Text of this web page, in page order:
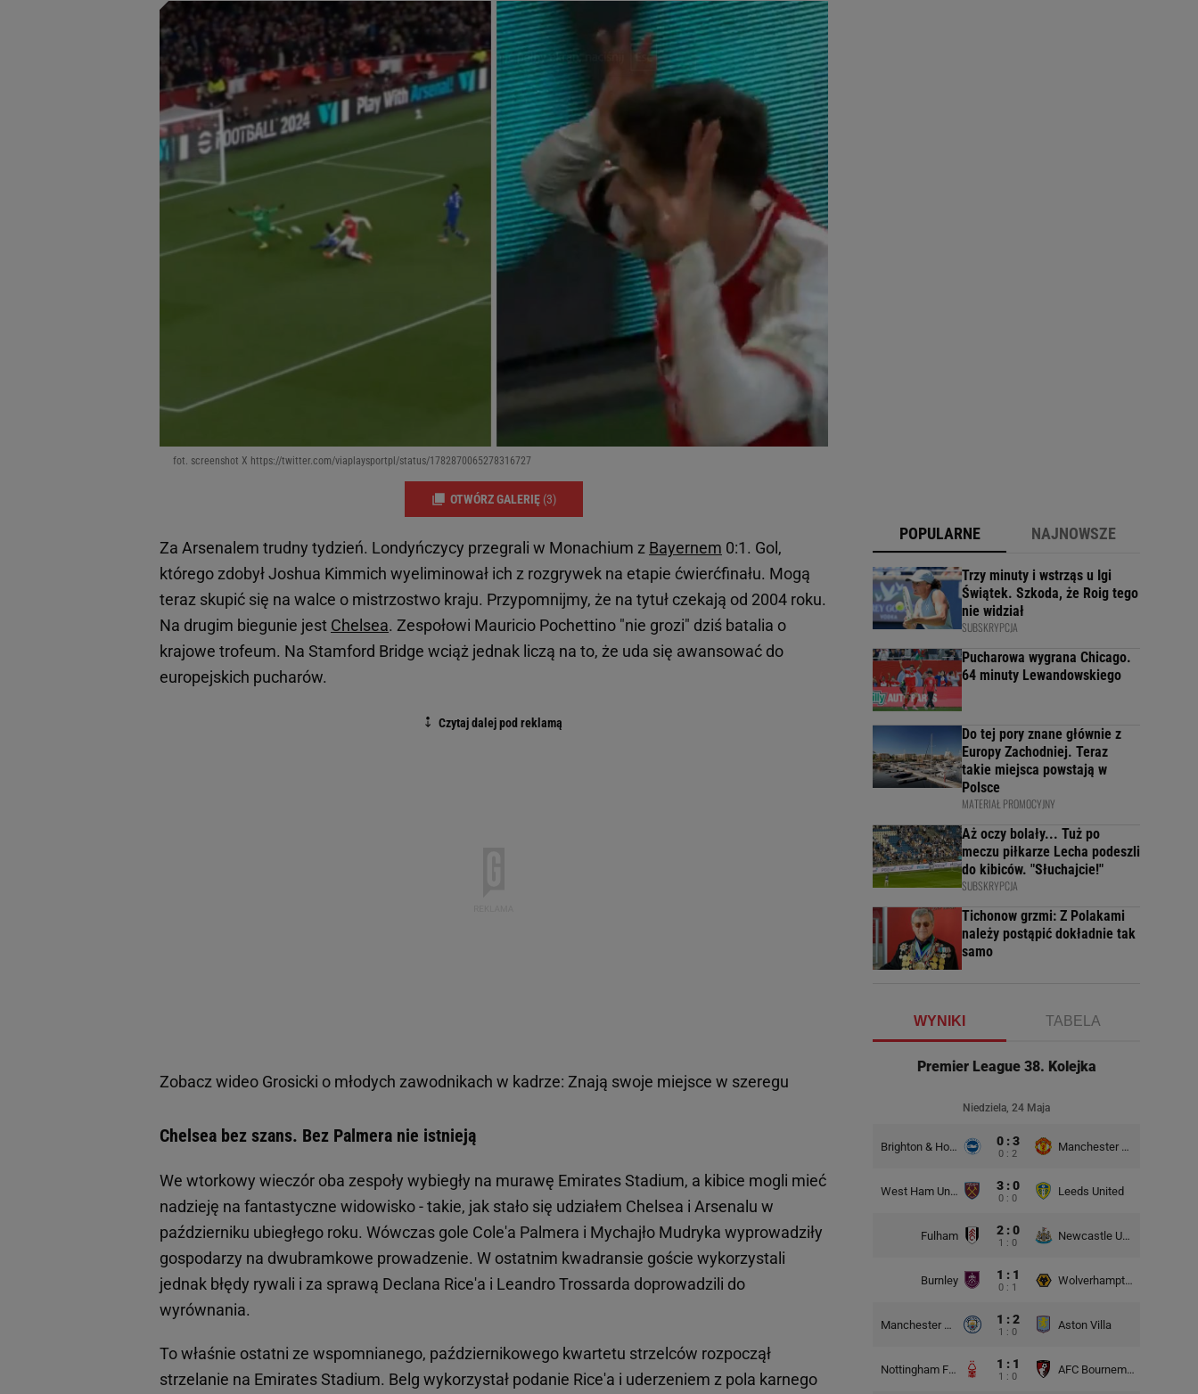
fot. screenshot X https://twitter.com/viaplaysportpl/status/1782870065278316727
OTWÓRZ GALERIĘ (3)
Za Arsenalem trudny tydzień. Londyńczycy przegrali w Monachium z Bayernem 0:1. Gol,
którego zdobył Joshua Kimmich wyeliminował ich z rozgrywek na etapie ćwierćfinału. Mogą
teraz skupić się na walce o mistrzostwo kraju. Przypomnijmy, że na tytuł czekają od 2004 roku.
Na drugim biegunie jest Chelsea. Zespołowi Mauricio Pochettino "nie grozi" dziś batalia o
krajowe trofeum. Na Stamford Bridge wciąż jednak liczą na to, że uda się awansować do
europejskich pucharów.
Zobacz wideo Grosicki o młodych zawodnikach w kadrze: Znają swoje miejsce w szeregu
Chelsea bez szans. Bez Palmera nie istnieją
We wtorkowy wieczór oba zespoły wybiegły na murawę Emirates Stadium, a kibice mogli mieć
nadzieję na fantastyczne widowisko - takie, jak stało się udziałem Chelsea i Arsenalu w
październiku ubiegłego roku. Wówczas gole Cole'a Palmera i Mychajło Mudryka wyprowadziły
gospodarzy na dwubramkowe prowadzenie. W ostatnim kwadransie goście wykorzystali
jednak błędy rywali i za sprawą Declana Rice'a i Leandro Trossarda doprowadzili do
wyrównania.
To właśnie ostatni ze wspomnianego, październikowego kwartetu strzelców rozpoczął
strzelanie na Emirates Stadium. Belg wykorzystał podanie Rice'a i uderzeniem z pola karnego
POPULARNE NAJNOWSZE
Trzy minuty i wstrząs u Igi
Świątek. Szkoda, że Roig tego
nie widział
SUBSKRYPCJA
Pucharowa wygrana Chicago.
64 minuty Lewandowskiego
Do tej pory znane głównie z
Europy Zachodniej. Teraz
takie miejsca powstają w
Polsce
MATERIAŁ PROMOCYJNY
Aż oczy bolały... Tuż po
meczu piłkarze Lecha podeszli
do kibiców. "Słuchajcie!"
SUBSKRYPCJA
Tichonow grzmi: Z Polakami
należy postąpić dokładnie tak
samo
WYNIKI TABELA
Premier League 38. Kolejka
Niedziela, 24 Maja
Brighton & Hove Albion 0 : 3
0 : 2
Manchester United
West Ham United 3 : 0
0 : 0
Leeds United
Fulham 2 : 0
1 : 0
Newcastle United
Burnley 1 : 1
0 : 1
Wolverhampton Wanderers
Manchester City 1 : 2
1 : 0
Aston Villa
Nottingham Forest 1 : 1
1 : 0
AFC Bournemouth